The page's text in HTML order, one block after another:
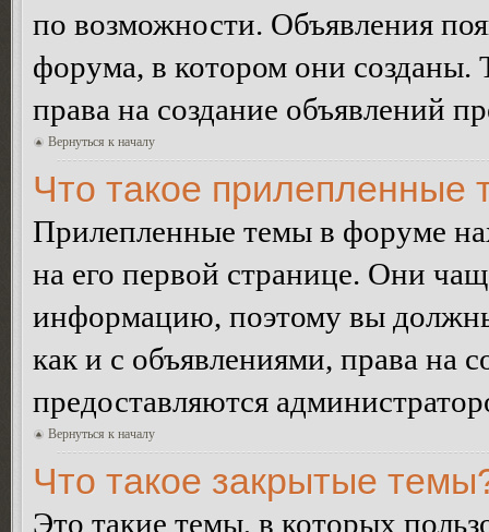
по возможности. Объявления
форума, в котором они
права на создание объявлений
Вернуться к началу
Что такое прилепленные
Прилепленные темы в форуме
на его первой странице. Они
информацию, поэтому вы
как и с объявлениями, права на
предоставляются
Вернуться к началу
Что такое закрытые
Это такие темы, в которых